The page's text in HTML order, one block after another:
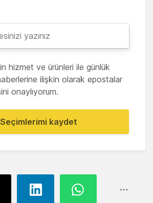
hizmet ve ürünleri ile günlük
ilişkin olarak epostalar
onaylıyorum.
Seçimlerimi kaydet